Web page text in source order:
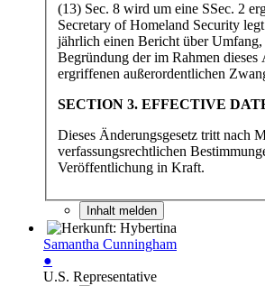
(13) Sec. 8 wird um eine SSec. 2
Secretary of Homeland Security
jährlich einen Bericht über
Begründung der im Rahmen dieses
ergriffenen außerordentlichen
SECTION 3. EFFECTIVE
Dieses Änderungsgesetz tritt nach
verfassungsrechtlichen
Veröffentlichung in Kraft.
Inhalt melden
Samantha Cunningham
●
U.S. Representative